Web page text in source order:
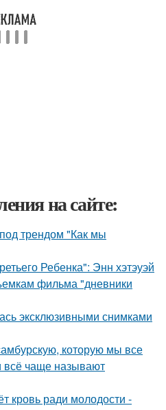
на сайте:
трендом "Как мы
Ребенка": Энн хэтэуэй
фильма "дневники
эксклюзивными снимками
которую мы все
всё чаще называют
кровь ради молодости -